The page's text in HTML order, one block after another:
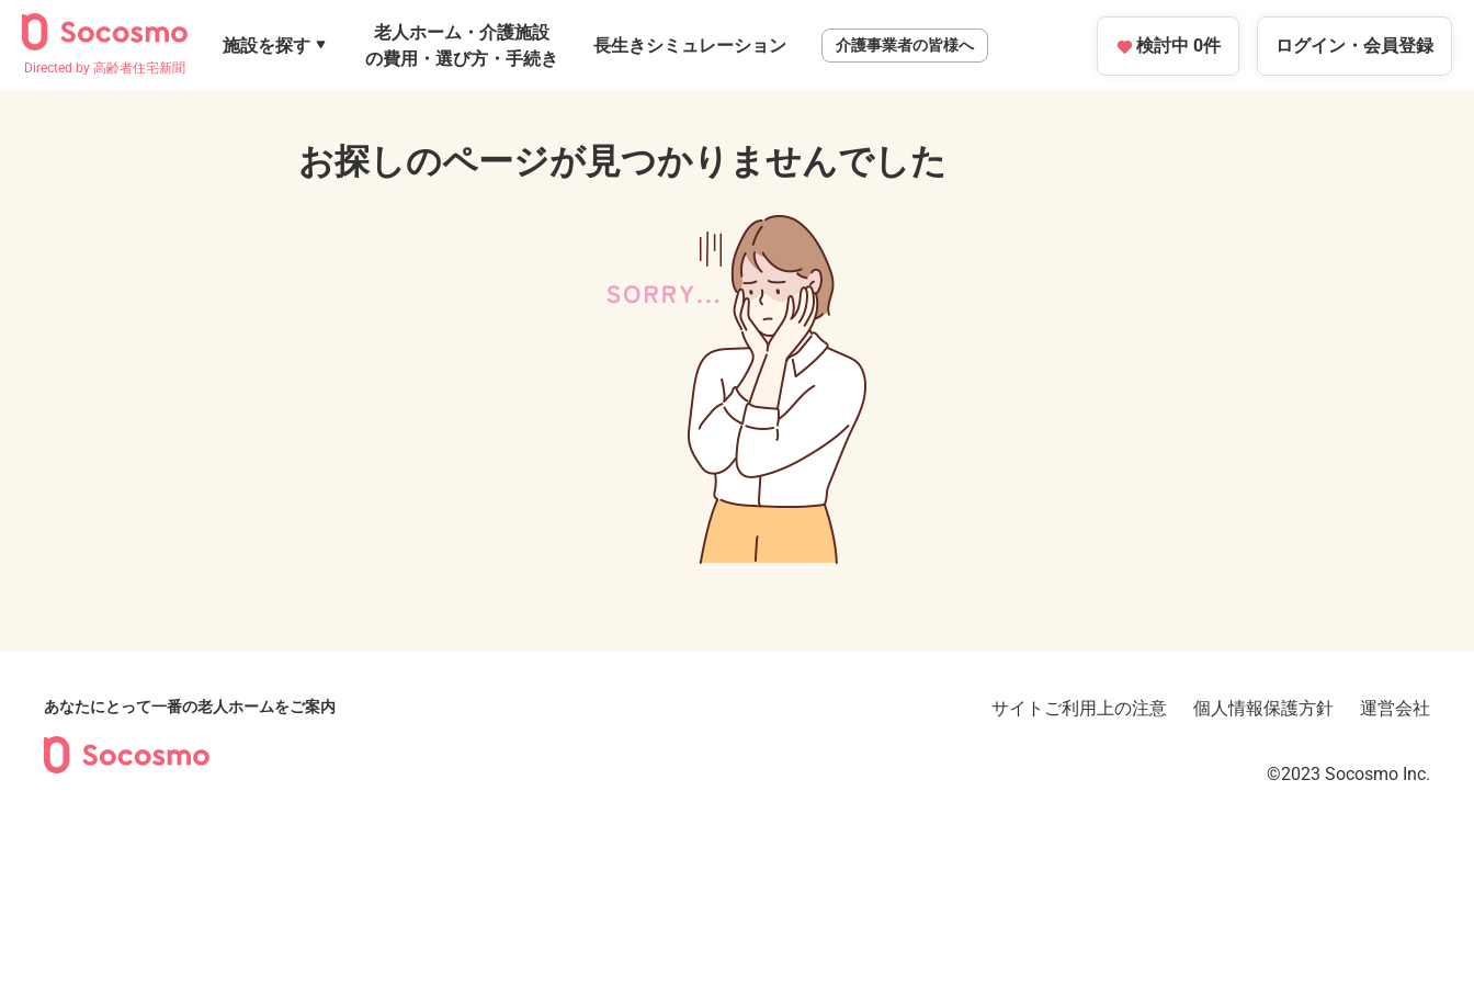
Directed by 高齢者住宅新聞
施設を探す
老人ホーム・介護施設
の費用・選び方・手続き
長生きシミュレーション 介護事業者の皆様へ 検討中 0件 ログイン・ 会員登録
お探しのページが見つかりませんでした
あなたにとって一番の老人ホームをご案内 サイトご利用上の注意 個人情報保護方針 運営会社
©2023︎ Socosmo Inc.